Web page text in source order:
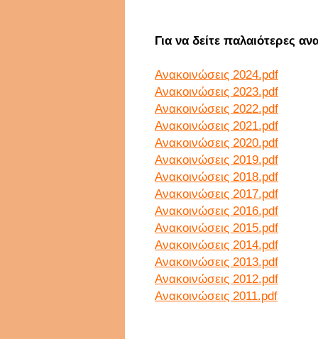
Για να δείτε παλαιότερες
Ανακοινώσεις 2024.pdf
Ανακοινώσεις 2023.pdf
Ανακοινώσεις 2022.pdf
Ανακοινώσεις 2021.pdf
Ανακοινώσεις 2020.pdf
Ανακοινώσεις 2019.pdf
Ανακοινώσεις 2018.pdf
Ανακοινώσεις 2017.pdf
Ανακοινώσεις 2016.pdf
Ανακοινώσεις 2015.pdf
Ανακοινώσεις 2014.pdf
Ανακοινώσεις 2013.pdf
Ανακοινώσεις 2012.pdf
Ανακοινώσεις 2011.pdf